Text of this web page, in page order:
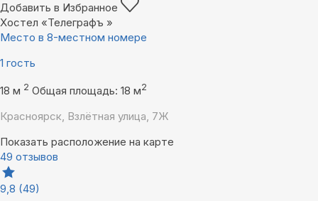
Добавить в Избранное
Хостел «Телеграфъ »
Место в 8-местном номере
1 гость
18 м 2 Общая площадь: 18 м2
Красноярск, Взлётная улица, 7Ж
Показать расположение на карте
49 отзывов
9,8 (49)